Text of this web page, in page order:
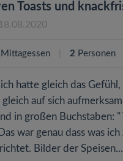
Toasts und
Mittagessen 2 Personen
hatte gleich das
auf sich
in großen Buchstaben:
war genau dass was
Bilder der Speisen...